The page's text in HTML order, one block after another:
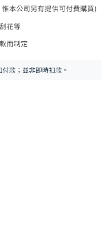
本公司另有提供可付費購買)
花等
而制定
款；並非即時扣款。
數量